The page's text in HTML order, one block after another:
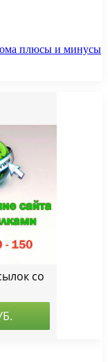
плюсы и минусы